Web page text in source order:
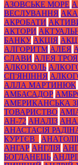
АЗОВСЬКЕ МОРЕ
ВЕСЛУВАННЯ
АКРОБАТИ
АКТОРИ
БАНКУ АКЦІЯ
АЛГОРИТМ АЛЕЯ
СЛАВИ АЛЕЯ
АЛКОГОЛЬ
СП'ЯНІННЯ
АЛЛА МАРТИНЮК
АМБАСАДОР
АМЕРИКАНСЬКА
ТОВАРИСТВО
АН-72 АНАЛІЗ
АНАСТАСІЯ
КУРТЄВ_
АНГАР АНГЛІЯ
БОГДАНЕЦЬ